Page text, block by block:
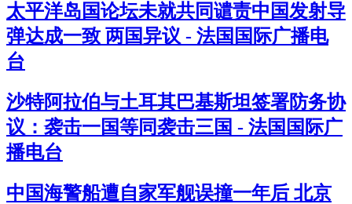
太平洋岛国论坛未就共同谴责中国发射导
弹达成一致 两国异议 - 法国国际广播电
台
沙特阿拉伯与土耳其巴基斯坦签署防务协
议：袭击一国等同袭击三国 - 法国国际广
播电台
中国海警船遭自家军舰误撞一年后 北京